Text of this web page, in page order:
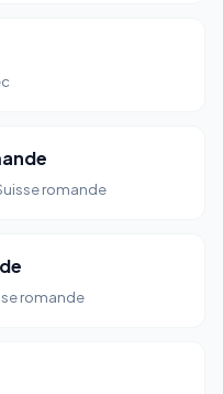
romande
romande